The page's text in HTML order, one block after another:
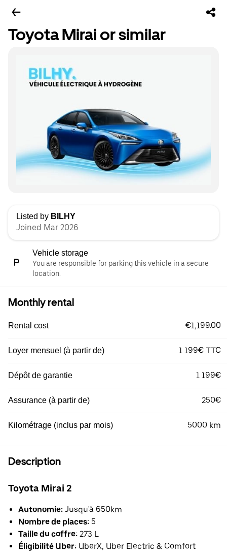
Toyota Mirai or similar
Listed by BILHY
Joined Mar 2026
Vehicle storage
You are responsible for parking this vehicle in a secure
location.
Monthly rental
Rental cost €1,199.00
Loyer mensuel (à partir de) 1 199€ TTC
Dépôt de garantie 1 199€
Assurance (à partir de) 250€
Kilométrage (inclus par mois) 5000 km
Description
Toyota Mirai 2
Autonomie: Jusqu'à 650km
Nombre de places: 5
Taille du coffre: 273 L
Éligibilité Uber: UberX, Uber Electric & Comfort